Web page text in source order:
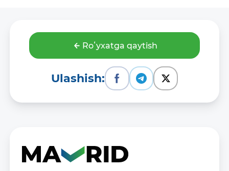
Roʻyxatga qaytish
Ulashish: